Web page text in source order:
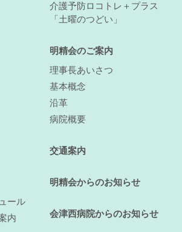
ール
内
介護予防ロコトレ＋プラス
「土曜のつどい」
明精会のご案内
理事長あいさつ
基本概念
沿革
病院概要
交通案内
明精会からのお知らせ
会津西病院からのお知らせ